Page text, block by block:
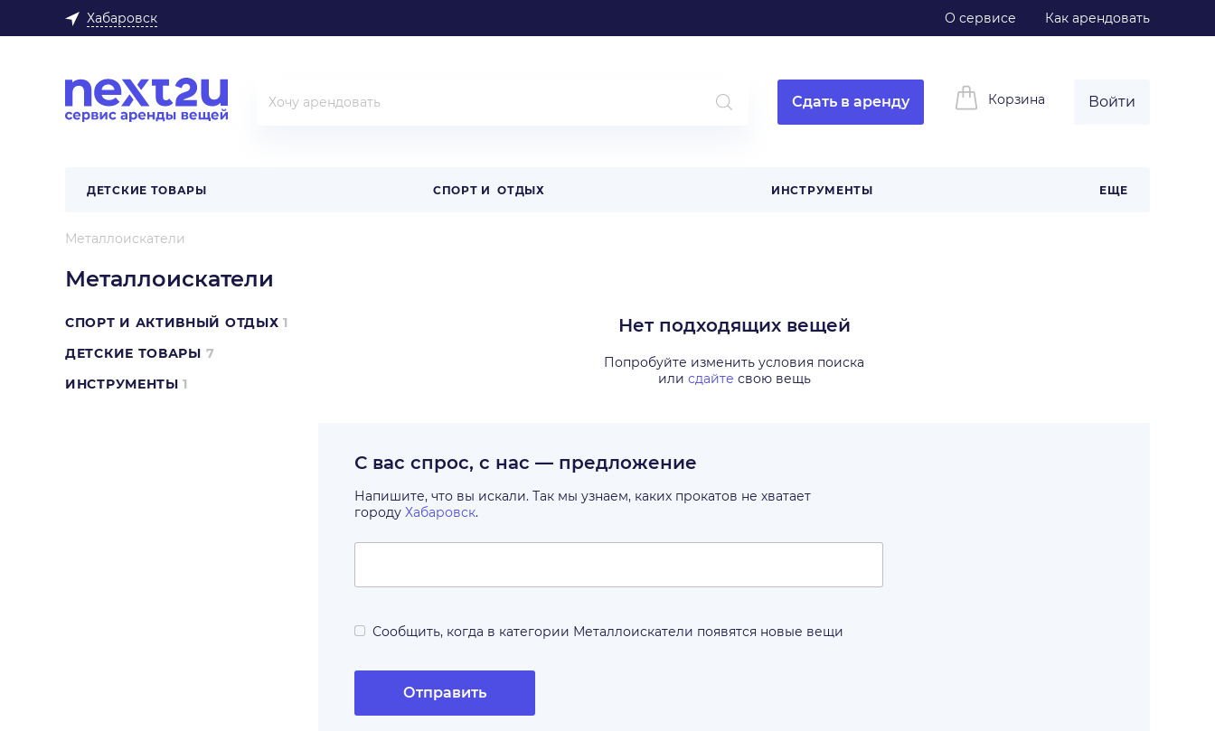
Хабаровск О сервисе Как арендовать
Сдать в аренду Корзина Войти
ДЕТСКИЕ ТОВАРЫ СПОРТ И ОТДЫХ ИНСТРУМЕНТЫ ЕЩЕ
Металлоискатели
Металлоискатели
СПОРТ И АКТИВНЫЙ ОТДЫХ 1
ДЕТСКИЕ ТОВАРЫ 7
ИНСТРУМЕНТЫ 1
Нет подходящих вещей
Попробуйте изменить условия поиска
или сдайте свою вещь
С вас спрос, с нас — предложение
Напишите, что вы искали. Так мы узнаем, каких прокатов не хватает
городу Хабаровск.
Сообщить, когда в категории Металлоискатели появятся новые вещи
Отправить